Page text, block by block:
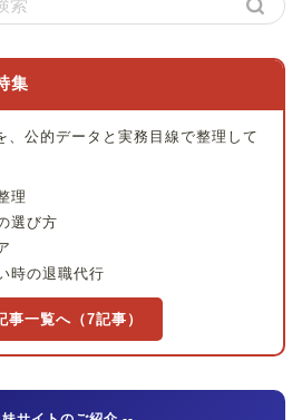
集
、公的データと実務目線で整理して
理
選び方
時の退職代行
事一覧へ（7記事）